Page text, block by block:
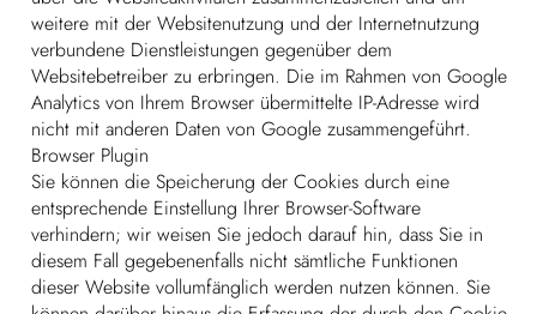
weitere mit der Websitenutzung und der Internetnutzung
verbundene Dienstleistungen gegenüber dem
Websitebetreiber zu erbringen. Die im Rahmen von Google
Analytics von Ihrem Browser übermittelte IP-Adresse wird
nicht mit anderen Daten von Google zusammengeführt.
Browser Plugin
Sie können die Speicherung der Cookies durch eine
entsprechende Einstellung Ihrer Browser-Software
verhindern; wir weisen Sie jedoch darauf hin, dass Sie in
diesem Fall gegebenenfalls nicht sämtliche Funktionen
dieser Website vollumfänglich werden nutzen können. Sie